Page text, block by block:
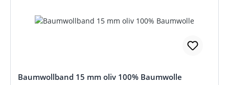
Baumwollband 15 mm oliv 100% Baumwolle